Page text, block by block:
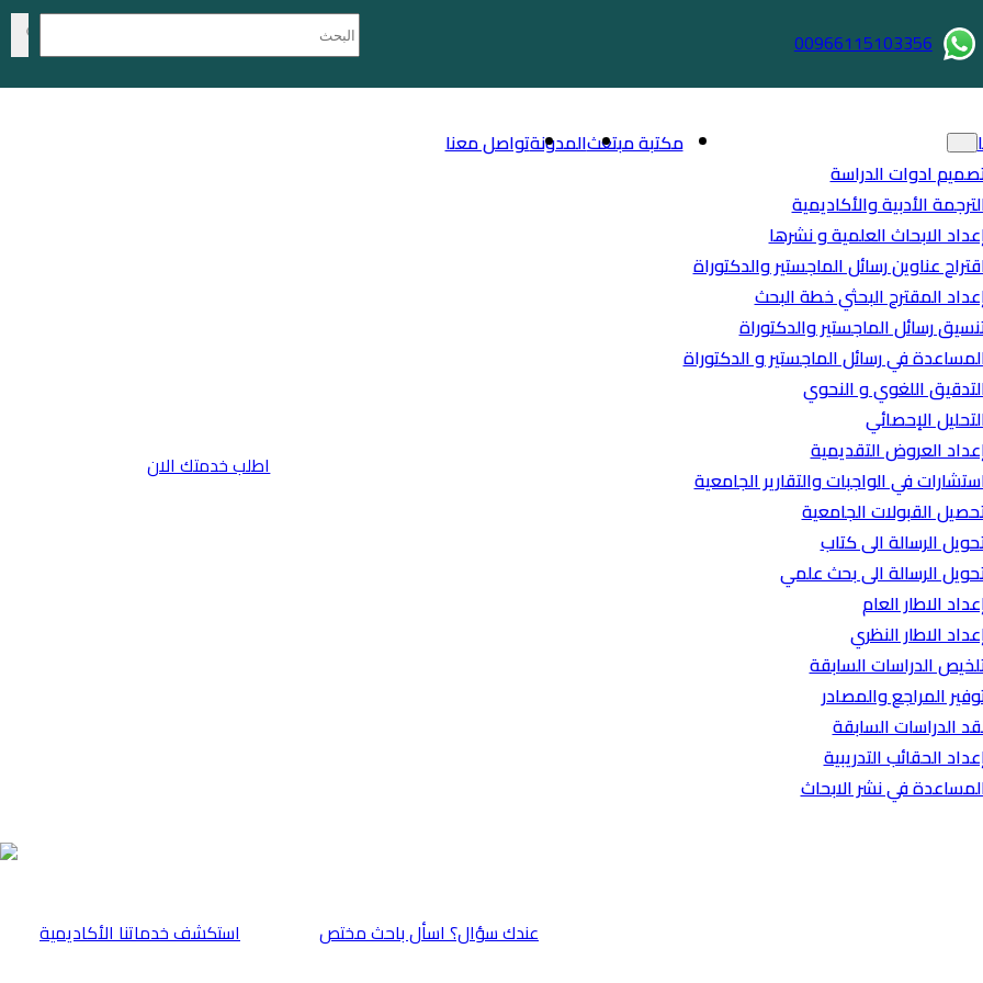
00966115103356
ادوات الدراسة
الأدبية والأكاديمية
الابحاث العلمية و نشرها
عناوين رسائل الماجستير والدكتوراة
المقترح البحثي خطة البحث
رسائل الماجستير والدكتوراة
في رسائل الماجستير و الدكتوراة
اللغوي و النحوي
الإحصائي
العروض التقديمية
في الواجبات والتقارير الجامعية
القبولات الجامعية
الرسالة الى كتاب
الرسالة الى بحث علمي
الاطار العام
الاطار النظري
الدراسات السابقة
المراجع والمصادر
الدراسات السابقة
الحقائب التدريبية
في نشر الابحاث
مكتبة مبتعثالمدونةتواصل معنا
اطلب خدمتك الان
⁠استكشف خدماتنا الأكاديمية عندك سؤال؟ اسأل باحث مختص